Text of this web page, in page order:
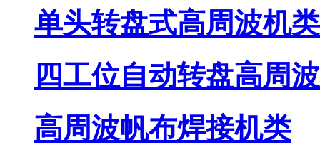
单头转盘式高周波机类
四工位自动转盘高周
高周波帆布焊接机类